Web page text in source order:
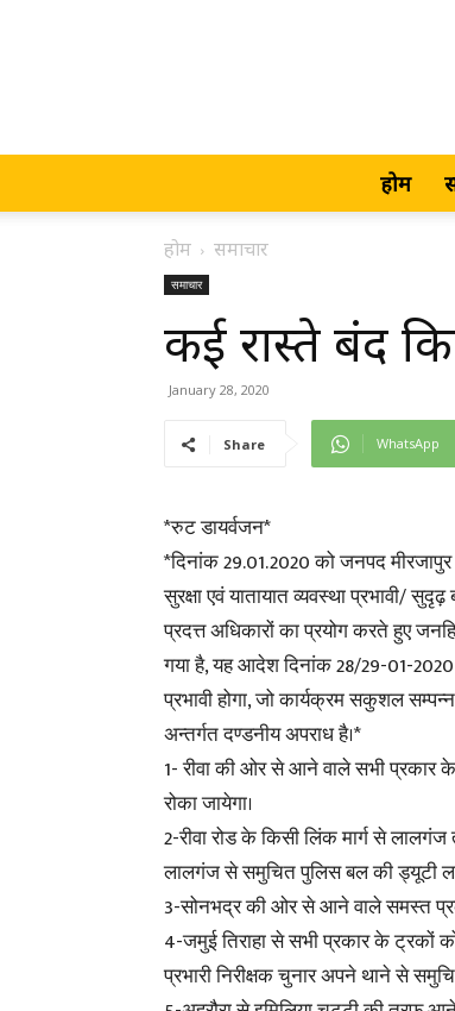
होम
होम समाचार
समाचार
कई रास्ते बंद
January 28, 2020
Share WhatsApp
*रुट डायर्वजन*
*दिनांक 29.01.2020 को जनपद
सुरक्षा एवं यातायात व्यवस्था प्रभावी/
प्रदत्त अधिकारों का प्रयोग करते हुए
गया है, यह आदेश दिनांक 28/29-01-
प्रभावी होगा, जो कार्यक्रम सकुशल
अन्तर्गत दण्डनीय अपराध है।*
1- रीवा की ओर से आने वाले सभी
रोका जायेगा।
2-रीवा रोड के किसी लिंक मार्ग से
लालगंज से समुचित पुलिस बल की ड्यूटी
3-सोनभद्र की ओर से आने वाले समस्त
4-जमुई तिराहा से सभी प्रकार के ट्रकों को
प्रभारी निरीक्षक चुनार अपने थाने से